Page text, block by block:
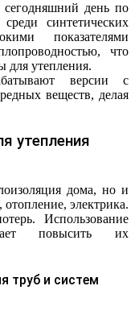
день по
синтетических
показателями
что
для утепления.
версии с
веществ, делая
утепления
дома, но и
электрика.
Использование
повысить их
труб и систем